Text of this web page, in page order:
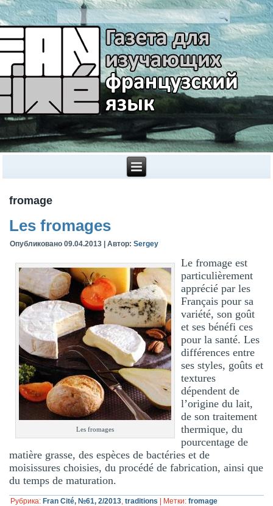
fromage
Les fromages
Опубликовано 09.04.2013 |Автор: Sergey
Les fromages
Le fromage est
particulièrement
apprécié par les
Français pour sa
variété, son goût
et ses bénéfi ces
pour la santé. Les
différences entre
ses styles, goûts et
textures
dépendent de
l’origine du lait,
de son traitement
thermique, du
pourcentage de
matière grasse, des espèces de bactéries et de
moisissures choisies, du procédé de fabrication, ainsi que
du temps de maturation.
Рубрика: Fran Cité, №61, 2/2013,traditions Метки: fromage